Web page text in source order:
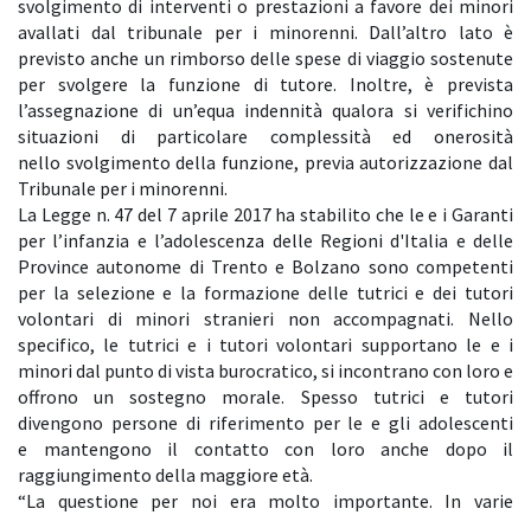
svolgimento di interventi o prestazioni a favore dei minori
avallati dal tribunale per i minorenni. Dall’altro lato è
previsto anche un rimborso dellespese di viaggio sostenute
per svolgere la funzione di tutore. Inoltre, è prevista
l’assegnazione di un’equa indennità qualora si verifichino
situazioni di particolare complessità ed onerosità
nello svolgimento della funzione, previa autorizzazione dal
Tribunale per i minorenni.
La Legge n. 47 del 7 aprile 2017 ha stabilito che le e i Garanti
per l’infanzia e l’adolescenza delle Regionid'Italia e delle
Province autonome di Trento e Bolzano sono competenti
per la selezione e la formazione delle tutrici e dei tutori
volontari di minori stranieri non accompagnati. Nello
specifico, le tutrici e i tutorivolontari supportano le e i
minori dal punto di vista burocratico, si incontrano con loro e
offrono unsostegno morale. Spesso tutrici e tutori
divengono persone di riferimento per le e gli adolescenti
e mantengono il contatto con loro anche dopo il
raggiungimento della maggiore età.
“La questione per noi era molto importante. In varie